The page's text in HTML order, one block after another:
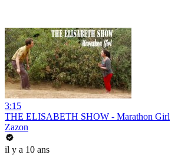
3:15
THE ELISABETH SHOW - Marathon Girl
Zazon
il y a 10 ans